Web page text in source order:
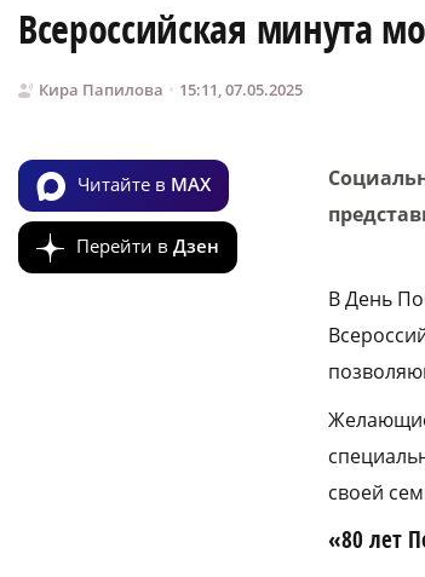
Всероссийская минута
Кира Папилова 15:11, 07.05.2025
Читайте в MAX
Перейти в Дзен
В День
Желающие
своей
«80 лет